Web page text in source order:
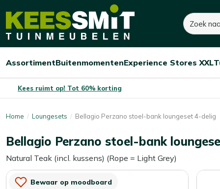
Kees
Tuinmeubelen
Zoeken
Open/sluit
Assortiment
Open/sluit
Buitenmomenten
Open/sluit
Experience Stores XXL
Kees ruimt op! Tot 60% korting
Home Loungesets Bellagio Perzano stoel-bank loungeset 4-delig
Bellagio Perzano stoel-bank
Natural Teak (incl. kussens) (Rope = Light Grey)
Bewaar op moodboard
2.045,- 2.560,-
Je bespaart:515,- (-20%)
Dit product is niet